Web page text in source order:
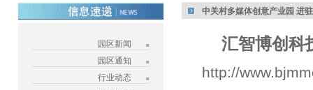
园区新闻
园区通知
行业动态
中关村多媒体创意产业园 进
汇智博创科
http://